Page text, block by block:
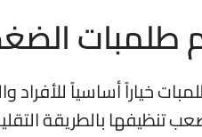
طلمبات
خياراً أساسياً للأفراد
تنظيفها بالطريقة